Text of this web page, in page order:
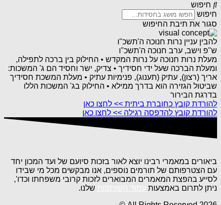
חיפוש
חיפוש
סגור את תיבת החיפוש
להבין עניין נרות חנוכה ה'תשכ"ו
ש"פ וישב, ערב חנוכה ה'תשכ"ו
מעלת נרות חנוכה על נרות המקדש • החילוק בין ברכה לתפילה,
ומעלת הברכה שעל ידי חסידיך • צדיק, ישר וחסיד הם ג' המשכות:
אריך (רצון), עתיק (תענוג), פנימיות עתיק • מעלת המשכת חסידיך
שביטול הגזירה הוא בדרך ממילא • החילוק בג' המשכות הללו
בדרגת הבירור
להורדת קובץ כחוברת ביתית >> לחצו כאן
להורדת קובץ להדפסה רגילה >> לחצו כאן
ביאורים במאמרי רבינו יוצא לאור בזכות סיועם של ועד המכון יחד
עם הצטרפותם של תורמים נוספים, אנו מבקשים מכל מי שבידו
לסייע בהפצת המאמרים המבוארים לזכות קרובי משפחתו וכדו',
ניתן לתרום באמצעות
שלנו.